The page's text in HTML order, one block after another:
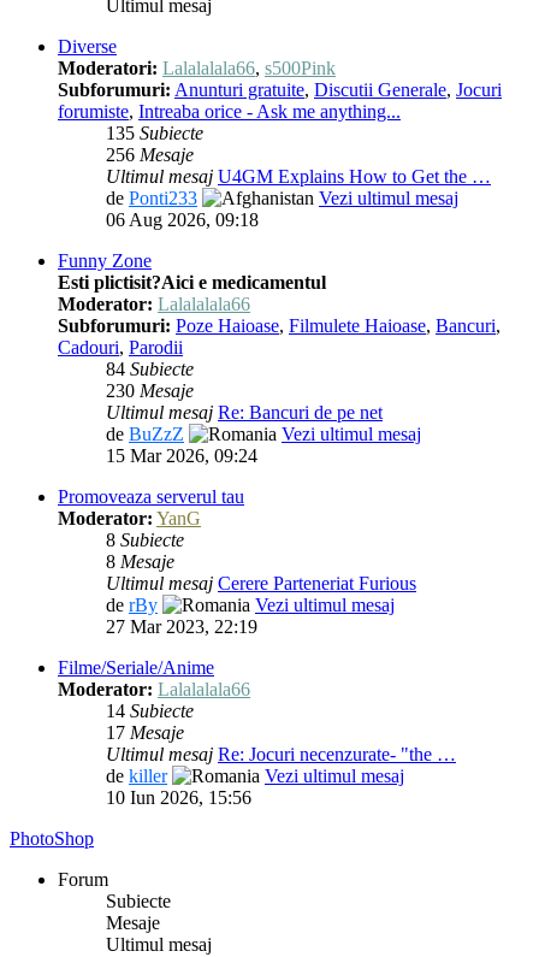
Ultimul mesaj
Diverse
Moderatori: Lalalalala66, s500Pink
Subforumuri: Anunturi gratuite, Discutii Generale, Jocuri
forumiste, Intreaba orice - Ask me anything...
135 Subiecte
256 Mesaje
Ultimul mesaj U4GM Explains How to Get the …
de Ponti233
Vezi ultimul mesaj
06 Aug 2026, 09:18
Funny Zone
Esti plictisit?Aici e medicamentul
Moderator: Lalalalala66
Subforumuri: Poze Haioase, Filmulete Haioase, Bancuri,
Cadouri, Parodii
84 Subiecte
230 Mesaje
Ultimul mesaj Re: Bancuri de pe net
de BuZzZ
Vezi ultimul mesaj
15 Mar 2026, 09:24
Promoveaza serverul tau
Moderator: YanG
8 Subiecte
8 Mesaje
Ultimul mesaj Cerere Parteneriat Furious
de rBy
Vezi ultimul mesaj
27 Mar 2023, 22:19
Filme/Seriale/Anime
Moderator: Lalalalala66
14 Subiecte
17 Mesaje
Ultimul mesaj Re: Jocuri necenzurate- "the …
de killer
Vezi ultimul mesaj
10 Iun 2026, 15:56
PhotoShop
Forum
Subiecte
Mesaje
Ultimul mesaj